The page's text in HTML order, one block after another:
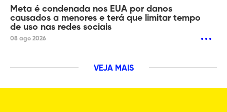
Meta é condenada nos EUA por danos
causados a menores e terá que limitar tempo
de uso nas redes sociais
08 ago 2026
VEJA MAIS